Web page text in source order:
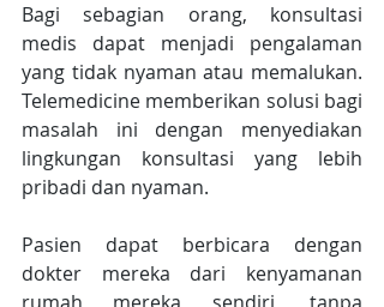
Bagi sebagian orang, konsultasi
medis dapat menjadi pengalaman
yang tidak nyaman atau memalukan.
Telemedicine memberikan solusi bagi
masalah ini dengan menyediakan
lingkungan konsultasi yang lebih
pribadi dan nyaman.
Pasien dapat berbicara dengan
dokter mereka dari kenyamanan